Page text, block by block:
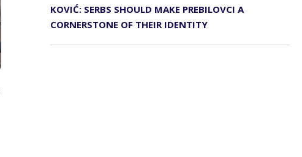
KOVIĆ: SERBS SHOULD MAKE PREBILOVCI A
CORNERSTONE OF THEIR IDENTITY